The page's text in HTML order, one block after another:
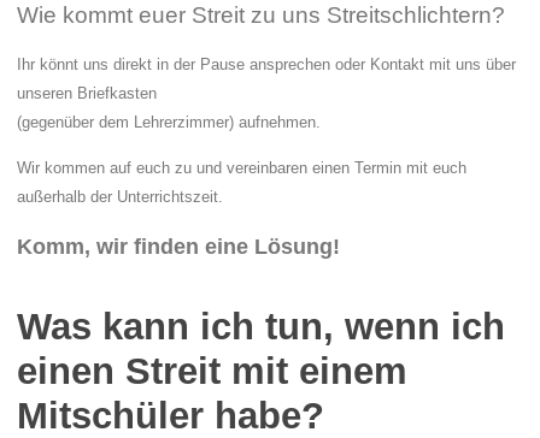
Wie kommt euer Streit zu uns Streitschlichtern?
Ihr könntuns direkt in der Pause ansprechen oder Kontakt mit uns über
unseren Briefkasten
(gegenüber dem Lehrerzimmer) aufnehmen.
Wirkommen auf euch zu und vereinbaren einen Termin mit euch
außerhalb der Unterrichtszeit.
Komm, wir finden eine Lösung!
Was kann ich tun, wenn ich
einen Streit mit einem
Mitschüler habe?